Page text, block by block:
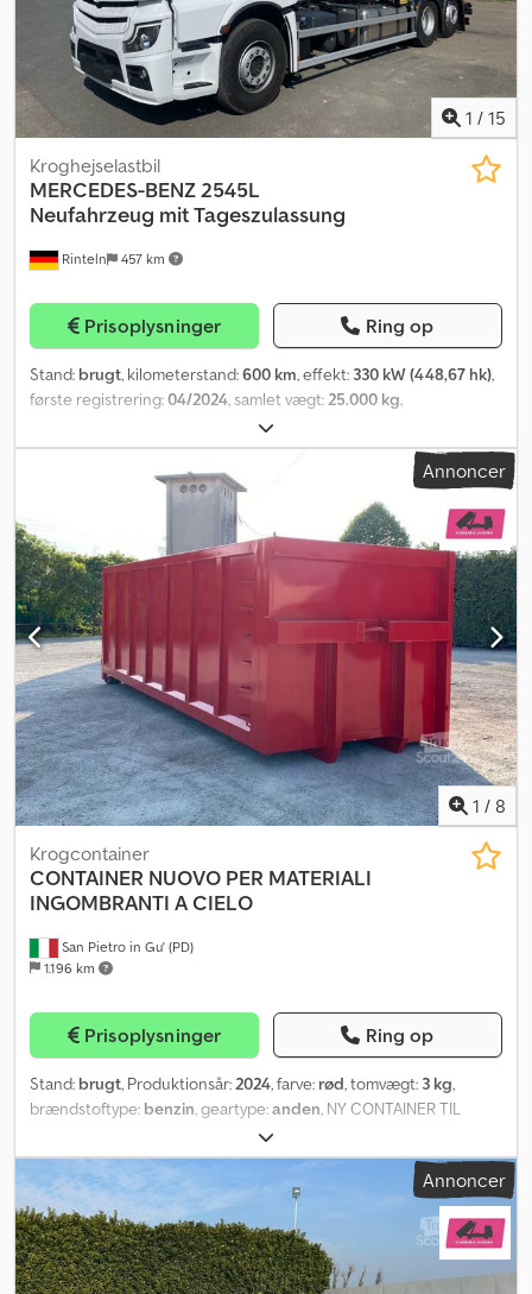
TONS KAPACITET. Djdpsym N H Sofx Anyokr FLERE VOGNE
TILGÆNGELIGE:
1 / 15
Rinteln 457 km
Kroghejselastbil
MERCEDES-BENZ2545L
Neufahrzeug mit Tageszulassung
Prisoplysninger Ring op
Stand: brugt, kilometerstand:600 km, effekt: 330 kW (448,67 hk),
første registrering:04/2024, samlet vægt:25.000 kg,
, Udstyr:
parkeringsvarmer, Mercedes Benz Actros 2545L, med Palfinger
PH T20 SLD kroghejsopbygning, hydraulisk forskydelig
underkøringsværn. Ved interesse bedes du anmode om en
detaljeret udstyrsliste for køretøjet. Tlf. Christian Bredemeier.
Dkjdpfx Anjuva A Ijyjr
Annoncer
1 / 8
San Pietro in Gu' (PD)
1.196 km
Krogcontainer
CONTAINER NUOVO PER MATERIALI
INGOMBRANTI A CIELO
Prisoplysninger Ring op
Stand: brugt, Produktionsår:2024, farve: rød, tomvægt: 3 kg,
brændstoftype: benzin, geartype:anden, NY CONTAINER TIL
BULKMATERIALER, ÅBEN UDEN LÅG, MED TO BOGDØRE PÅ
FØRERSIDEN OG TO BOGDØRE BAGTIL Dodpfxevm Eraj Anyokr
REF.: 22-N-65 TYPE: Skiftelad C NY: ja LÅG: nej ÅBNING: To sidedøre
på førersiden og to bagdøre UDVENDIGE MÅL SAMLET LÆNGDE:
7,45 m UDVENDIG BREDDE PÅ LAD: 2,55 m FORSMEDESTOLPE
INDVENDIG / UDVENDIG: 2,20 m / 2,40 m BAGSMEDESTOLPE
INDVENDIG / UDVENDIG: 2,20 m / 2,40 m SIDESTOLPE INDVENDIG /
Annoncer